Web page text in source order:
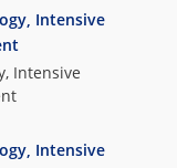
Intensive
Intensive
Intensive